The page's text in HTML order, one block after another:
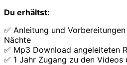
Du erhältst:
✅ Anleitung und
Nächte
✅ Mp3 Download angeleiteten
✅ 1 Jahr Zugang zu den Videos